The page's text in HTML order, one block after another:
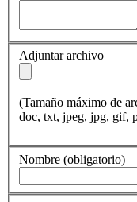
Adjuntar archivo
(Tamaño máximo de
doc, txt, jpeg, jpg, gif,
Nombre (obligatorio)